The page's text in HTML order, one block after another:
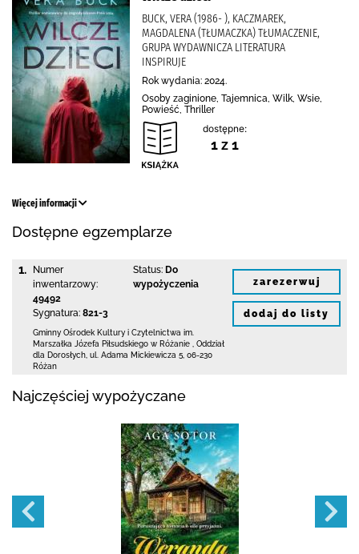
BUCK, VERA (1986- ), KACZMAREK,
MAGDALENA (TŁUMACZKA) TŁUMACZENIE,
GRUPA WYDAWNICZA LITERATURA
INSPIRUJE
Rok wydania: 2024.
Osoby zaginione, Tajemnica, Wilk, Wsie,
Powieść, Thriller
dostępne:
1 z 1
Więcej informacji
Dostępne egzemplarze
1.
Numer
inwentarzowy:
49492
Sygnatura: 821-3
Status: Do
wypożyczenia
Gminny Ośrodek Kultury i Czytelnictwa im.
Marszałka Józefa Piłsudskiego w Różanie
Oddział
dla Dorosłych, ul. Adama Mickiewicza 5 06-230
Różan
zarezerwuj
dodaj do listy
Najczęściej wypożyczane